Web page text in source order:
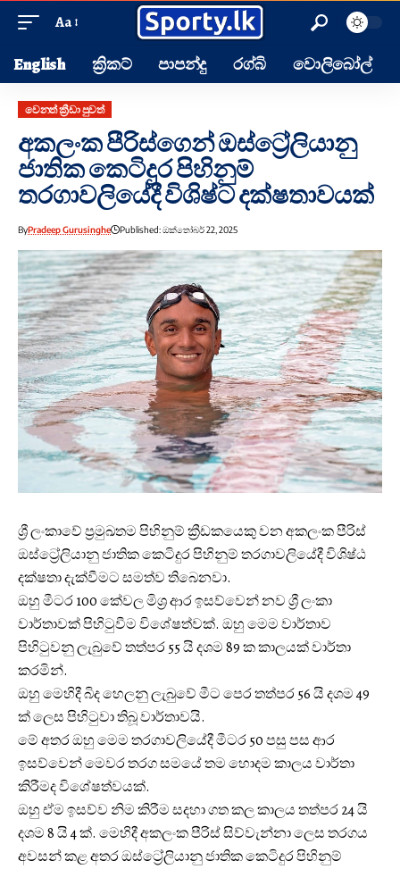
Aa
English ක්‍රිකට් පාපන්දු රග්බි වොලිබෝල්
වෙනත් ක්‍රීඩා පුවත්
අකලංක පීරිස්ගෙන් ඔස්ට්‍රේලියානු
ජාතික කෙටිදුර පිහිනුම්
තරගාවලියේදී විශිෂ්ට දක්ෂතාවයක්
ByPradeep Gurusinghe Published: ඔක්තෝබර් 22, 2025
ශ්‍රී ලංකාවේ ප්‍රමුඛතම පිහිනුම් ක්‍රීඩකයෙකු වන අකලංක පීරිස්
ඔස්ට්‍රේලියානු ජාතික කෙටිදුර පිහිනුම් තරගාවලියේදී විශිෂ්ඨ
දක්ෂතා දැක්වීමට සමත්ව තිබෙනවා.
ඔහු මීටර 100 කේවල මිශ්‍ර ආර ඉසව්වෙන් නව ශ්‍රී ලංකා
වාර්තාවක් පිහිටුවීම විශේෂත්වක්. ඔහු මෙම වාර්තාව
පිහිටුවනු ලැබුවේ තත්පර 55 යි දශම 89 ක කාලයක් වාර්තා
කරමින්.
ඔහු මෙහිදී බිද හෙලනු ලැබුවේ මීට පෙර තත්පර 56 යි දශම 49
ක් ලෙස පිහිටුවා තිබූ වාර්තාවයි.
මේ අතර ඔහු මෙම තරගාවලියේදී මීටර 50 පසු පස ආර
ඉසව්වෙන් මෙවර තරග සමයේ තම හොදම කාලය වාර්තා
කිරීමද විශේෂත්වයක්.
ඔහු ඒම ඉසව්ව නිම කිරීම සදහා ගත කල කාලය තත්පර 24 යි
දශම 8 යි 4 ක්. මෙහිදී අකලංක පීරිස් සිව්වැන්නා ලෙස තරගය
අවසන් කළ අතර ඔස්ට්‍රේලියානු ජාතික කෙටිදුර පිහිනුම්